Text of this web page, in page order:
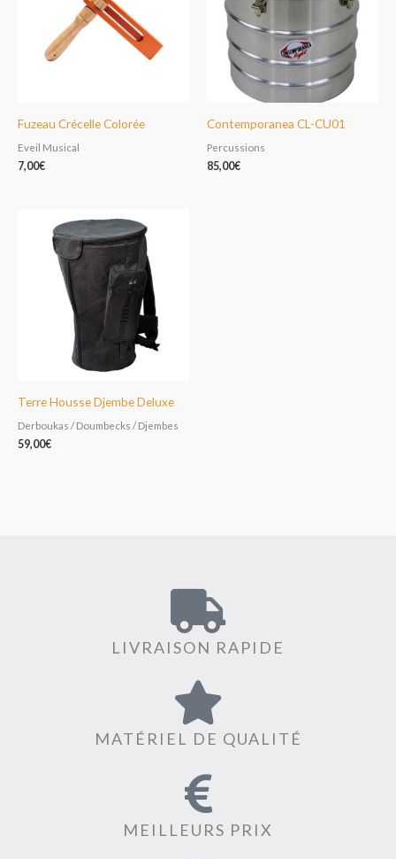
Fuzeau Crécelle Colorée
Eveil Musical
7,00€
Contemporanea CL-CU01
Percussions
85,00€
Terre Housse Djembe Deluxe
Derboukas / Doumbecks / Djembes
59,00€
LIVRAISON RAPIDE
MATÉRIEL DE QUALITÉ
MEILLEURS PRIX